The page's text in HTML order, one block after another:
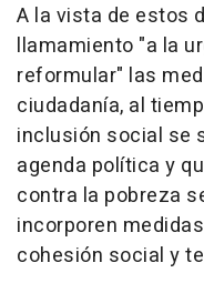
A la vista de estos
llamamiento "a la
reformular" las
ciudadanía, al
inclusión social se
agenda política y
contra la pobreza
incorporen
cohesión social y